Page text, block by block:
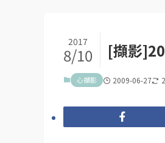
[擷影
2017
8/10
心擷影 2009-06-27